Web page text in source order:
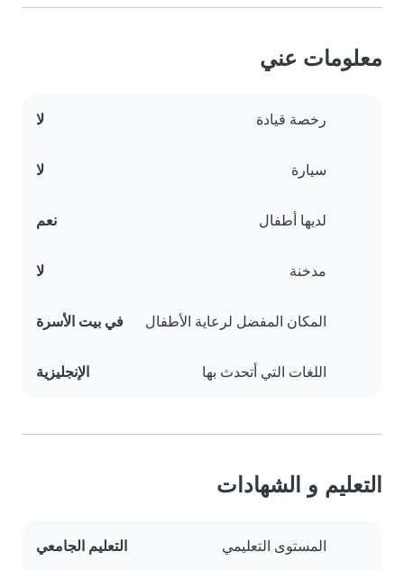
معلومات عني
رخصة قيادة لا
سيارة لا
لديها أطفال نعم
مدخنة لا
المكان المفضل لرعاية الأطفال في بيت الأسرة
اللغات التي أتحدث بها الإنجليزية
التعليم و الشهادات
المستوى التعليمي التعليم الجامعي